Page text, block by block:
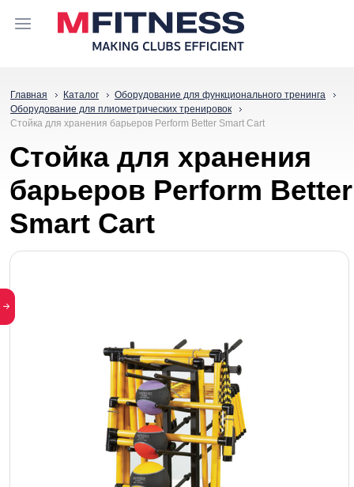
Главная Каталог
Оборудование для функционального тренинга
Оборудование для плиометрических тренировок
Стойка для хранения барьеров Perform Better Smart Cart
Стойка для хранения
барьеров Perform Better
Smart Cart